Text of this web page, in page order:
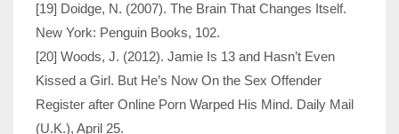
[19] Doidge, N. (2007). The Brain That Changes Itself.
New York: Penguin Books, 102.
[20] Woods, J. (2012). Jamie Is 13 and Hasn’t Even
Kissed a Girl. But He’s Now On the Sex Offender
Register after Online Porn Warped His Mind. Daily Mail
(U.K.), April 25.